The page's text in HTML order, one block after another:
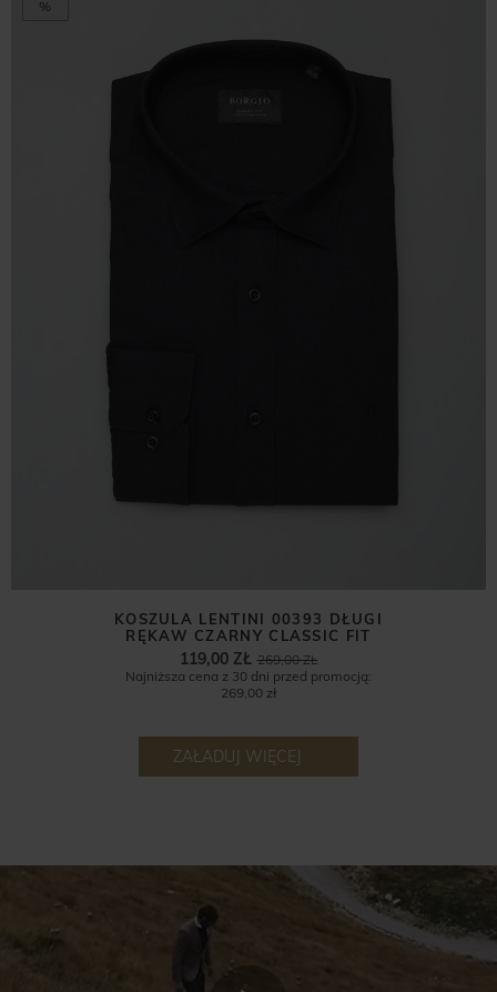
%
KOSZULA LENTINI 00393 DŁUGI
RĘKAW CZARNY CLASSIC FIT
269,00 ZŁ
119,00 ZŁ
Najniższa cena z 30 dni przed promocją:
269,00 zł
ZAŁADUJ WIĘCEJ